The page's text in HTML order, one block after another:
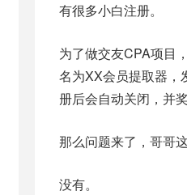
有很多小白注册。
为了做交友CPA项目
名为XX会员提取器，
册后会自动关闭，并
那么问题来了，哥哥
没有。